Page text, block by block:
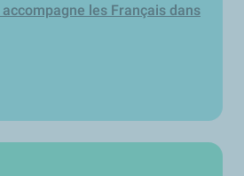
les Français dans